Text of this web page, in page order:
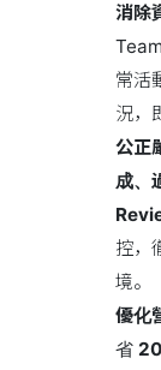
消除
常活
況，
公正
成、
控，
境。
優化
省